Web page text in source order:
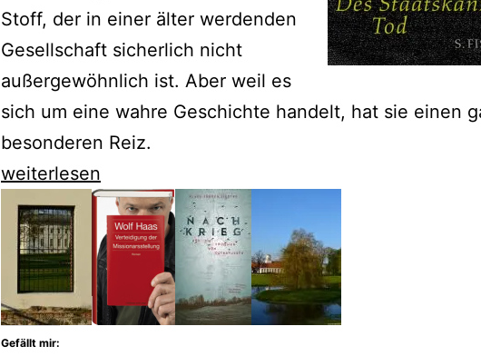
Stoff, der in einer älter werdenden
Gesellschaft sicherlich nicht
außergewöhnlich ist. Aber weil es
sich um eine wahre Geschichte handelt, hat sie einen
besonderen Reiz.
Günter
de
Bruyn
erzählt
von
der
weiterlesen
Gefällt mir: